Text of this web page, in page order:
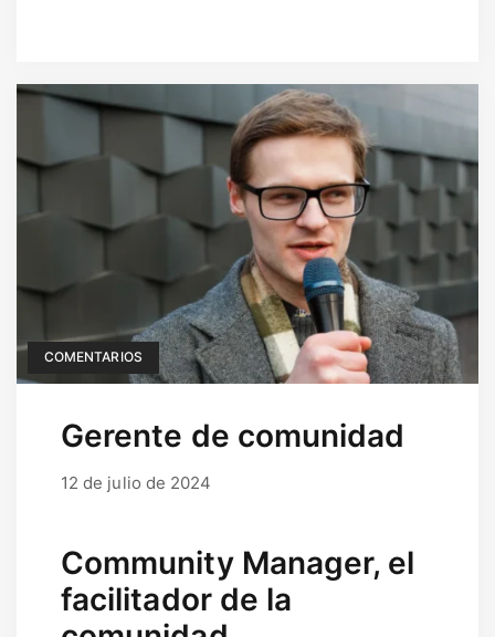
COMENTARIOS
Gerente de comunidad
12 de julio de 2024
Community Manager, el
facilitador de la